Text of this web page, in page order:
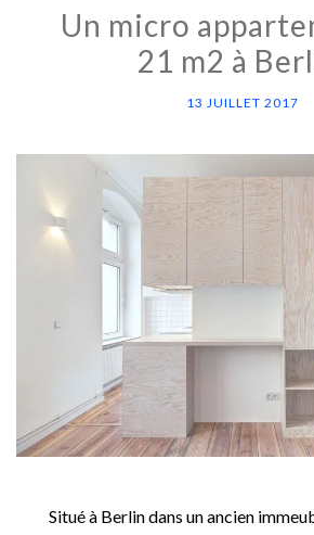
Un micro
21 m2 à
13 JUILLET 2017
Situé à Berlin dans un ancien